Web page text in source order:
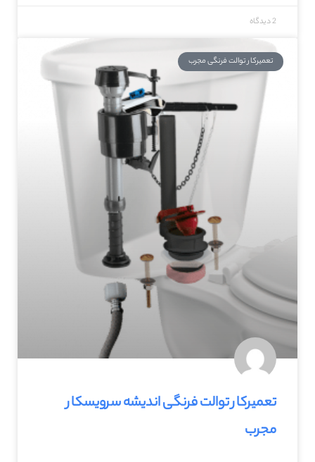
2 دیدگاه
تعمیرکار توالت فرنگی مجرب
تعمیرکار توالت فرنگی اندیشه سرویسکار
مجرب